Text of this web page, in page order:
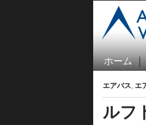
ホーム
エアバス, エ
ルフ